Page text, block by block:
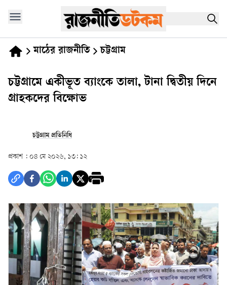
মাঠের রাজনীতি চট্টগ্রাম
চট্টগ্রামে একীভূত ব্যাংকে তালা, টানা দ্বিতীয় দিনে
গ্রাহকদের বিক্ষোভ
চট্টগ্রাম প্রতিনিধি
প্রকাশ : ০৪ মে ২০২৬, ১৩: ১২